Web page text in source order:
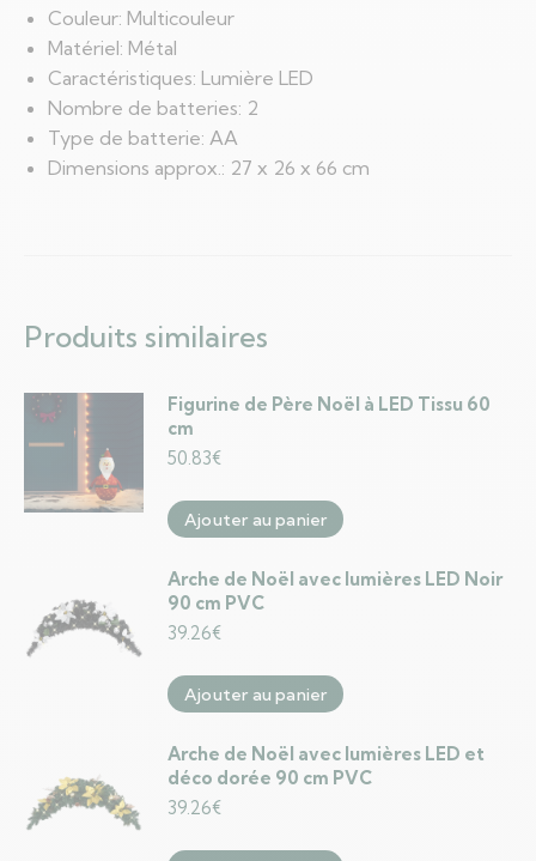
Couleur: Multicouleur
Matériel: Métal
Caractéristiques: Lumière LED
Nombre de batteries: 2
Type de batterie: AA
Dimensions approx.: 27 x 26 x 66 cm
Produits similaires
Figurine de Père Noël à LED Tissu 60
cm
50.83€
Ajouter au panier
Arche de Noël avec lumières LED Noir
90 cm PVC
39.26€
Ajouter au panier
Arche de Noël avec lumières LED et
déco dorée 90 cm PVC
39.26€